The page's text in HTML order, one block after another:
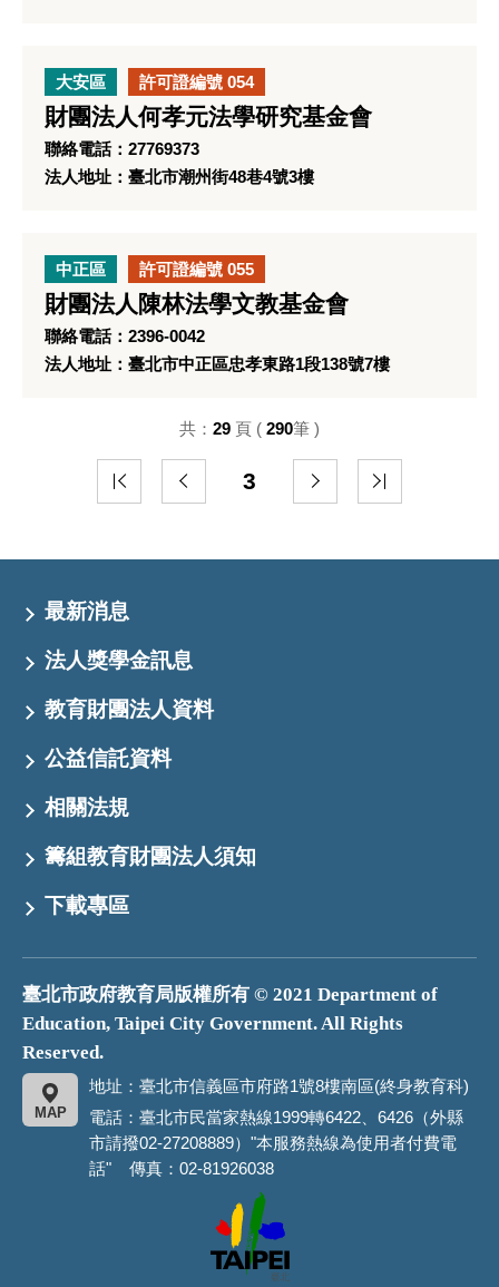
大安區 許可證編號 054
財團法人何孝元法學研究基金會
聯絡電話：27769373
法人地址：臺北市潮州街48巷4號3樓
中正區 許可證編號 055
財團法人陳林法學文教基金會
聯絡電話：2396-0042
法人地址：臺北市中正區忠孝東路1段138號7樓
3
共： 29 頁 ( 290筆 )
最新消息
法人獎學金訊息
教育財團法人資料
公益信託資料
相關法規
籌組教育財團法人須知
下載專區
臺北市政府教育局版權所有 © 2021 Department of
Education, Taipei City Government. All Rights
Reserved.
地址：臺北市信義區市府路1號8樓南區(終身教育科)
MAP
電話：臺北市民當家熱線1999轉6422、6426（外縣
市請撥02-27208889）"本服務熱線為使用者付費電
話" 傳真：02-81926038
市
政